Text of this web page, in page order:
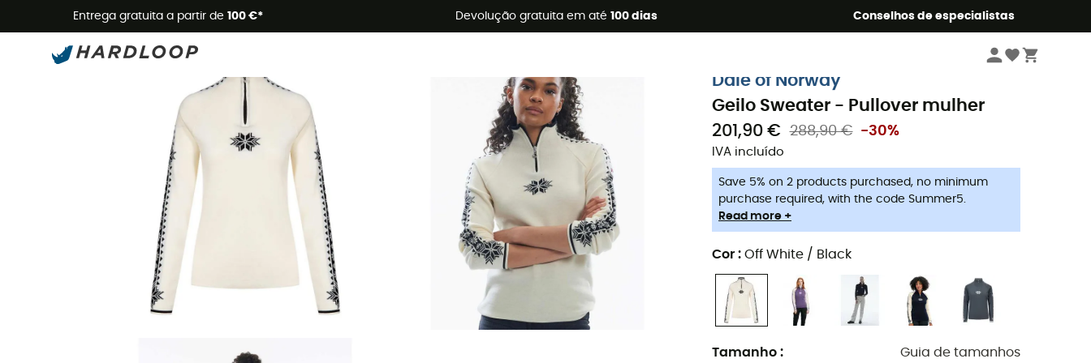
Entrega gratuita a partir de 100 €* Devolução gratuita em até 100 dias Conselhos de especialistas
Promoções de verão 🔥 -5% EXTRA a partir de 2 produtos* com o código Summer5
Dale of Norway
Geilo Sweater - Pullover mulher
201,90 €
288,90 € -30%
IVA incluído
Save 5% on 2 products purchased, no minimum
purchase required, with the code Summer5.
Read more +
Cor : Off White / Black
Tamanho : Guia de tamanhos